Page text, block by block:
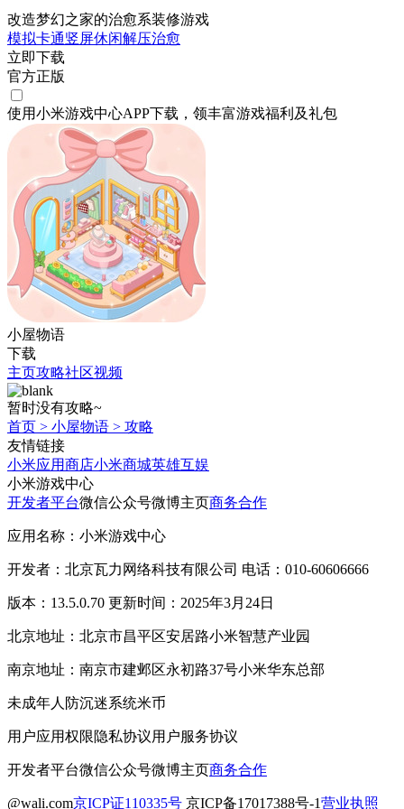
改造梦幻之家的治愈系装修游戏
模拟卡通竖屏休闲解压治愈
立即下载
官方正版
使用小米游戏中心APP下载 ，领丰富游戏福利 及礼包
小屋物语
下载
主页攻略社区视频
暂时没有攻略~
首页 > 小屋物语 > 攻略
友情链接
小米应用商店小米商城英雄互娱
小米游戏中心
开发者平台微信公众号微博主页商务合作
应用名称：小米游戏中心
开发者：北京瓦力网络科技有限公司 电话：010-60606666
版本：13.5.0.70 更新时间：2025年3月24日
北京地址：北京市昌平区安居路小米智慧产业园
南京地址：南京市建邺区永初路37号小米华东总部
未成年人防沉迷系统米币
用户应用权限隐私协议用户服务协议
开发者平台微信公众号微博主页商务合作
@wali.com京ICP证110335号 京ICP备17017388号-1营业执照